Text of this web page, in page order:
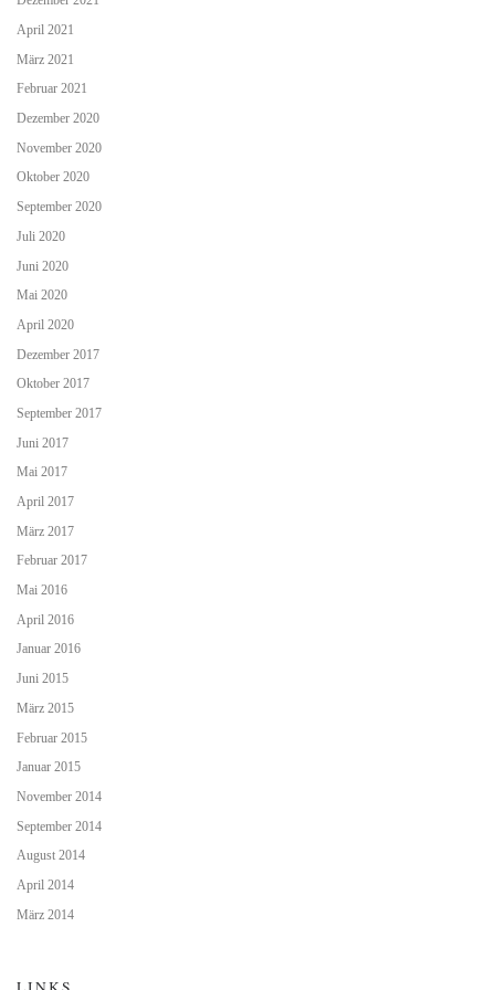
April 2021
März 2021
Februar 2021
Dezember 2020
November 2020
Oktober 2020
September 2020
Juli 2020
Juni 2020
Mai 2020
April 2020
Dezember 2017
Oktober 2017
September 2017
Juni 2017
Mai 2017
April 2017
März 2017
Februar 2017
Mai 2016
April 2016
Januar 2016
Juni 2015
März 2015
Februar 2015
Januar 2015
November 2014
September 2014
August 2014
April 2014
März 2014